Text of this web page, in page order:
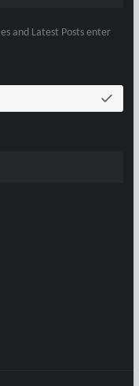
and Latest Posts enter